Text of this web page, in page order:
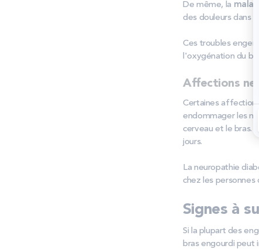
De même, la
des douleurs dans
Ces troubles
l'oxygénation du
Affections
Certaines
endommager les
cerveau et le bras.
jours.
La neuropathie
chez les personnes
Signes à
Si la plupart des
bras engourdi peut